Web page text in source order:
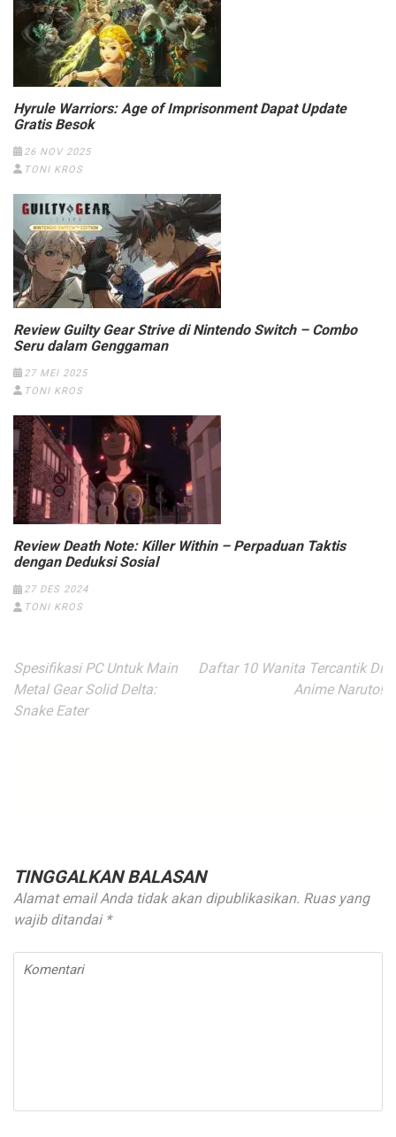
Hyrule Warriors: Age of Imprisonment Dapat Update
Gratis Besok
26 NOV 2025
TONI KROS
Review Guilty Gear Strive di Nintendo Switch – Combo
Seru dalam Genggaman
27 MEI 2025
TONI KROS
Review Death Note: Killer Within – Perpaduan Taktis
dengan Deduksi Sosial
27 DES 2024
TONI KROS
Navigasi
pos
Spesifikasi PC Untuk Main
Metal Gear Solid Delta:
Snake Eater
Daftar 10 Wanita Tercantik Di
Anime Naruto!
TINGGALKAN BALASAN
Alamat email Anda tidak akan dipublikasikan. Ruas yang
wajib ditandai *
Komentari